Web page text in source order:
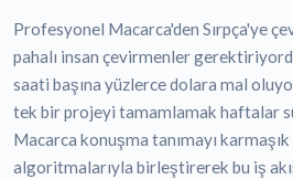
Profesyonel Macarca'den Sırpça'ye
pahalı insan çevirmenler
saati başına yüzlerce dolara mal
tek bir projeyi tamamlamak haftalar
Macarca konuşma tanımayı karmaşık
algoritmalarıyla birleştirerek bu iş